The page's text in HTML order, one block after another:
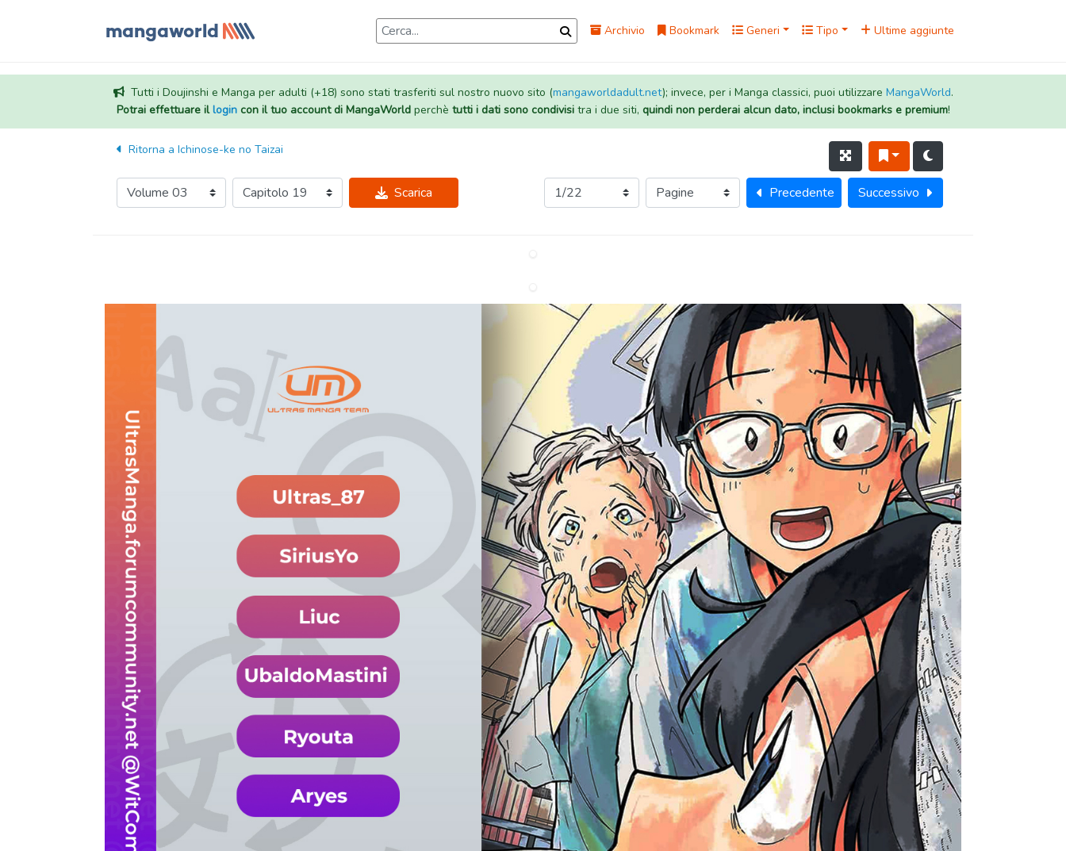
Archivio Bookmark Generi Tipo Ultime aggiunte
Tutti i Doujinshi e Manga per adulti (+18) sono stati trasferiti sul nostro nuovo sito (mangaworldadult.net); invece, per i Manga classici, puoi utilizzare MangaWorld.
Potrai effettuare illogincon il tuo account di MangaWorldperchè tutti i dati sono condivisitra i due siti, quindi non perderai alcun dato, inclusi bookmarks e premium!
Ritorna a Ichinose-ke no Taizai
Scarica Precedente Successivo